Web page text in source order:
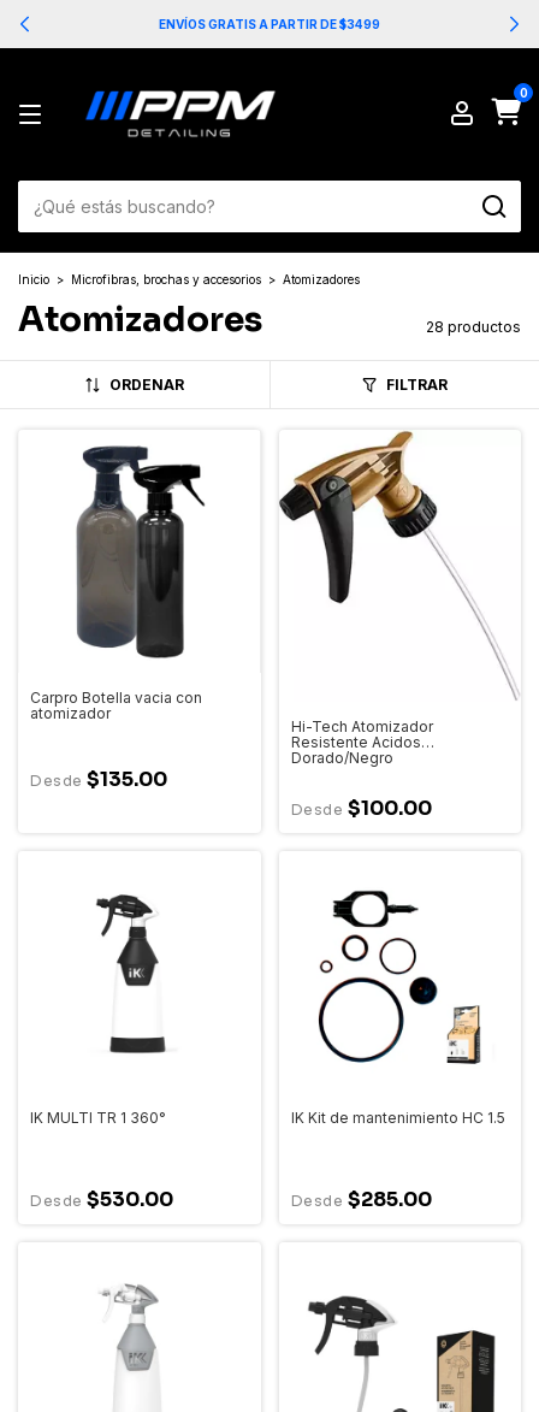
3 MESES SIN INTERÉS
0
Inicio > Microfibras, brochas y accesorios > Atomizadores
Atomizadores 28 productos
ORDENAR FILTRAR
Carpro Botella vacia con
atomizador
$135.00
Hi-Tech Atomizador
Resistente Acidos
Dorado/Negro
$100.00
IK MULTI TR 1 360°
$530.00
IK Kit de mantenimiento HC 1.5
$285.00